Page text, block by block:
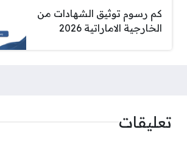
كم رسوم توثيق الشهادات من
الخارجية الاماراتية 2026
تعليقات